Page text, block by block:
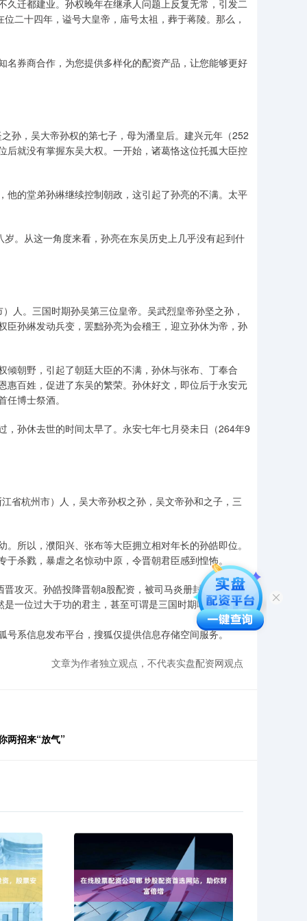
久迁都建业。孙权晚年在继承人问题上反复无常，引发二
二十四年，谥号大皇帝，庙号太祖，葬于蒋陵。那么，
券商合作，为您提供多样化的配资产品，让您能够更好
孙，吴大帝孙权的第七子，母为潘皇后。建兴元年（252
就没有掌握东吴大权。一开始，诸葛恪这位托孤大臣控
的堂弟孙綝继续控制朝政，这引起了孙亮的不满。太平
。从这一角度来看，孙亮在东吴历史上几乎没有起到什
人。三国时期孙吴第三位皇帝。吴武烈皇帝孙坚之孙，
孙綝发动兵变，罢黜孙亮为会稽王，迎立孙休为帝，孙
朝野，引起了朝廷大臣的不满，孙休与张布、丁奉合
百姓，促进了东吴的繁荣。孙休好文，即位后于永安元
博士祭酒。
孙休去世的时间太早了。永安七年七月癸未日（264年9
省杭州市）人，吴大帝孙权之孙，吴文帝孙和之子，三
所以，濮阳兴、张布等大臣拥立相对年长的孙皓即位。
杀戮，暴虐之名惊动中原，令晋朝君臣感到惶怖。
攻灭。孙皓投降晋朝a股配资，被司马炎册封为归命侯。
一位过大于功的君主，甚至可谓是三国时期唯一的暴
系信息发布平台，搜狐仅提供信息存储空间服务。
文章为作者独立观点，不代表实盘配资网观点
两招来“放气”